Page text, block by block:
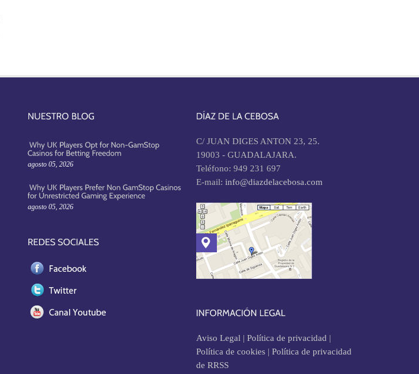
agosto 05, 2026
agosto 05, 2026
C/ JUAN DIGES ANTON 23, 25.
19003 - GUADALAJARA.
Teléfono: 949 231 697
E-mail: info@diazdelacebosa.com
Aviso Legal | Política de privacidad |
Política de cookies | Política de privacidad
de RRSS